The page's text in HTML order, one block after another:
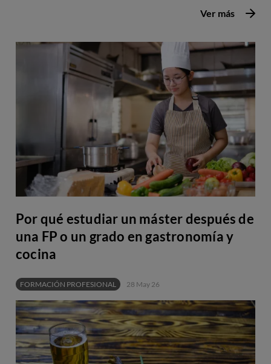
Por qué estudiar un máster después de
una FP o un grado en gastronomía y
cocina
FORMACIÓN PROFESIONAL 28 May 26
Ver más